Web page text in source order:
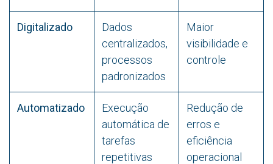
Digitalizado
Dados
centralizados,
processos
padronizados
Maior
visibilidade e
controle
Automatizado
Execução
automática de
tarefas
repetitivas
Redução de
erros e
eficiência
operacional